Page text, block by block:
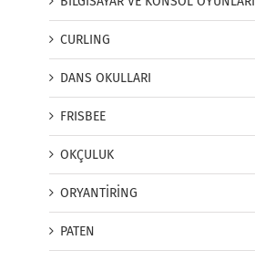
CURLING
DANS OKULLARI
FRISBEE
OKÇULUK
ORYANTİRİNG
PATEN